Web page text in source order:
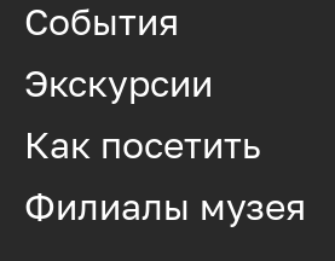
События
Экскурсии
Как посетить
Филиалы музея